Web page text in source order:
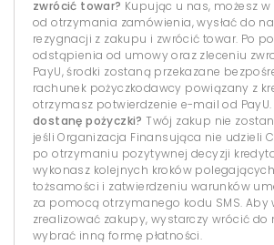
zwrócić towar? Kupując u nas, możesz
od otrzymania zamówienia, wysłać do
rezygnacji z zakupu i zwrócić towar. Po
odstąpienia od umowy oraz zleceniu
PayU, środki zostaną przekazane
rachunek pożyczkodawcy powiązany z
otrzymasz potwierdzenie e-mail od PayU.
dostanę pożyczki? Twój zakup nie
jeśli Organizacja Finansująca nie udzieli
po otrzymaniu pozytywnej decyzji
wykonasz kolejnych kroków
tożsamości i zatwierdzeniu warunków
za pomocą otrzymanego kodu SMS. Aby
zrealizować zakupy, wystarczy wrócić do
wybrać inną formę płatności.